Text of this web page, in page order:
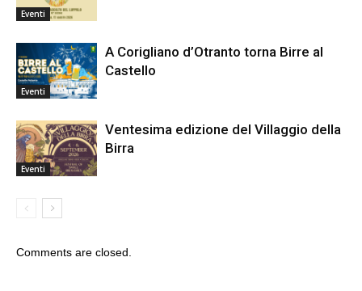
Eventi
Eventi
A Corigliano d’Otranto torna Birre al
Castello
Eventi
Ventesima edizione del Villaggio della
Birra
Comments are closed.